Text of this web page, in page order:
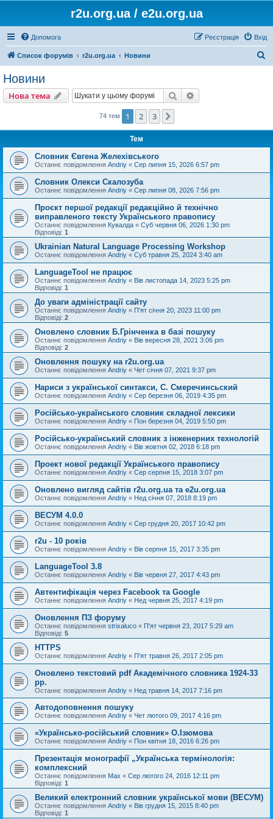
r2u.org.ua / e2u.org.ua
Допомога Вхід
Реєстрація
Список форумів r2u.org.ua Новини
Новини
Нова тема Пошук
74 тем 1 2 3
Тем
Словник Євгена Желехівського
Останнє повідомлення Andriy « Сер липня 15, 2026 6:57 pm
Словник Олекси Скалозуба
Останнє повідомлення Andriy « Сер липня 08, 2026 7:56 pm
Проєкт першої редакції редакційно й технічно
виправленого тексту Українського правопису
Останнє повідомлення Кувалда « Суб червня 06, 2026 1:30 pm
Відповіді: 1
Ukrainian Natural Language Processing Workshop
Останнє повідомлення Andriy « Суб травня 25, 2024 3:40 am
LanguageTool не працює
Останнє повідомлення Andriy « Вів листопада 14, 2023 5:25 pm
Відповіді: 1
До уваги адміністрації сайту
Останнє повідомлення Andriy « П'ят січня 20, 2023 11:00 pm
Відповіді: 2
Оновлено словник Б.Грінченка в базі пошуку
Останнє повідомлення Andriy « Вів вересня 28, 2021 3:06 pm
Відповіді: 2
Оновлення пошуку на r2u.org.ua
Останнє повідомлення Andriy « Чет січня 07, 2021 9:37 pm
Нариси з української синтакси, С. Смеречинсьский
Останнє повідомлення Andriy « Сер березня 06, 2019 4:35 pm
Російсько-українського словник складної лексики
Останнє повідомлення Andriy « Пон березня 04, 2019 5:50 pm
Російсько-український словник з інженерних технологій
Останнє повідомлення Andriy « Вів жовтня 02, 2018 6:18 pm
Проект нової редакції Українського правопису
Останнє повідомлення Andriy « Сер серпня 15, 2018 3:07 pm
Оновлено вигляд сайтів r2u.org.ua та e2u.org.ua
Останнє повідомлення Andriy « Нед січня 07, 2018 8:19 pm
ВЕСУМ 4.0.0
Останнє повідомлення Andriy « Сер грудня 20, 2017 10:42 pm
r2u - 10 років
Останнє повідомлення Andriy « Вів серпня 15, 2017 3:35 pm
LanguageTool 3.8
Останнє повідомлення Andriy « Вів червня 27, 2017 4:43 pm
Автентифікація через Facebook та Google
Останнє повідомлення Andriy « Нед червня 25, 2017 4:19 pm
Оновлення ПЗ форуму
Останнє повідомлення strixaluco « П'ят червня 23, 2017 5:29 am
Відповіді: 5
HTTPS
Останнє повідомлення Andriy « П'ят травня 26, 2017 2:05 pm
Оновлено текстовий pdf Академічного словника 1924-33
рр.
Останнє повідомлення Andriy « Нед травня 14, 2017 7:16 pm
Автодоповнення пошуку
Останнє повідомлення Andriy « Чет лютого 09, 2017 4:16 pm
«Українсько-російський словник» О.Ізюмова
Останнє повідомлення Andriy « Пон квітня 18, 2016 6:26 pm
Презентація монографії „Українська термінологія:
комплексний
Останнє повідомлення Max « Сер лютого 24, 2016 12:11 pm
Відповіді: 1
Великий електронний словник української мови (ВЕСУМ)
Останнє повідомлення Andriy « Вів грудня 15, 2015 8:40 pm
Відповіді: 1